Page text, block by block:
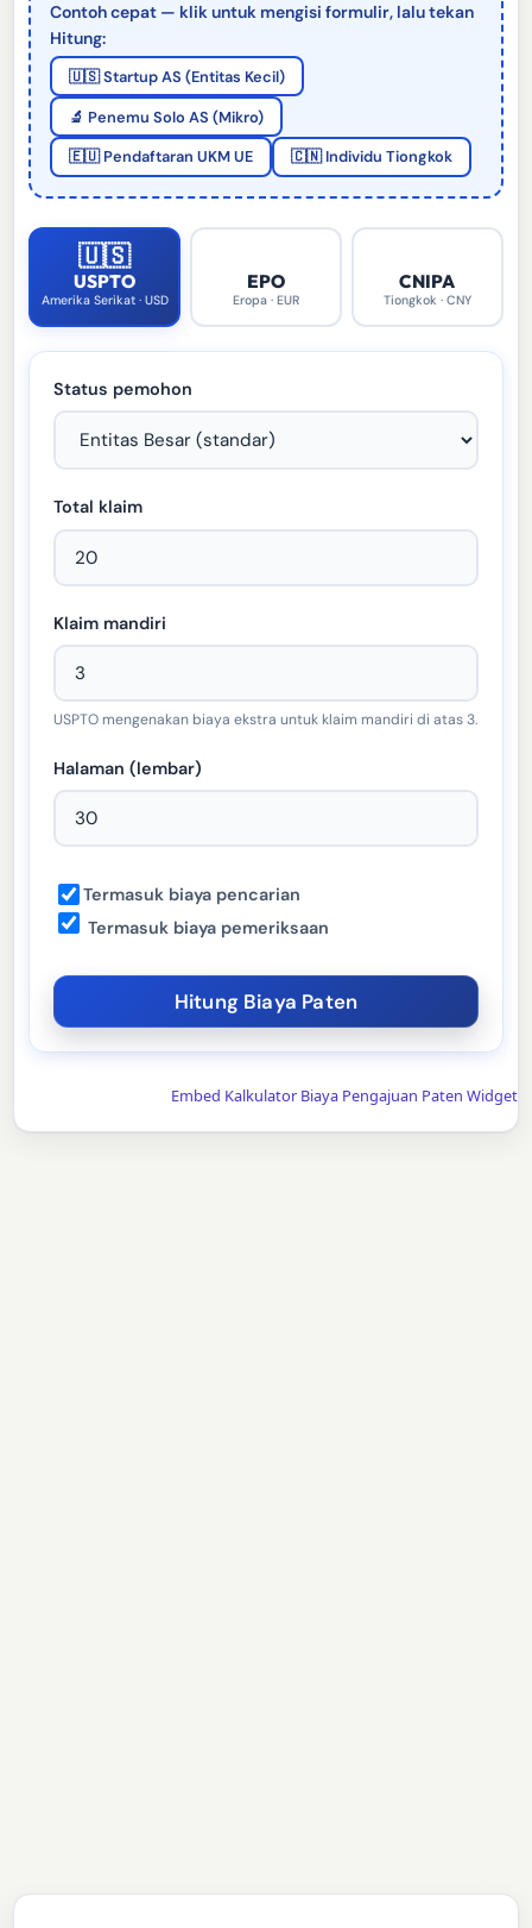
Contoh cepat — klik untuk mengisi formulir, lalu tekan
Hitung:
🇺🇸 Startup AS (Entitas Kecil)
🔬 Penemu Solo AS (Mikro)
🇪🇺 Pendaftaran UKM UE
🇨🇳 Individu Tiongkok
🇺🇸
USPTO
Amerika Serikat · USD
EPO
Eropa · EUR
CNIPA
Tiongkok · CNY
Status pemohon
Total klaim
Klaim mandiri
USPTO mengenakan biaya ekstra untuk klaim mandiri di atas 3.
Halaman (lembar)
Termasuk biaya pencarian
Termasuk biaya pemeriksaan
Embed Kalkulator Biaya Pengajuan Paten Widget